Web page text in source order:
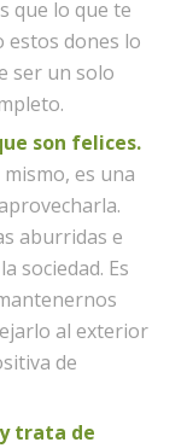
que lo que te
estos dones lo
ser un solo
son felices.
es una
aburridas e
sociedad. Es
al exterior
de
trata de